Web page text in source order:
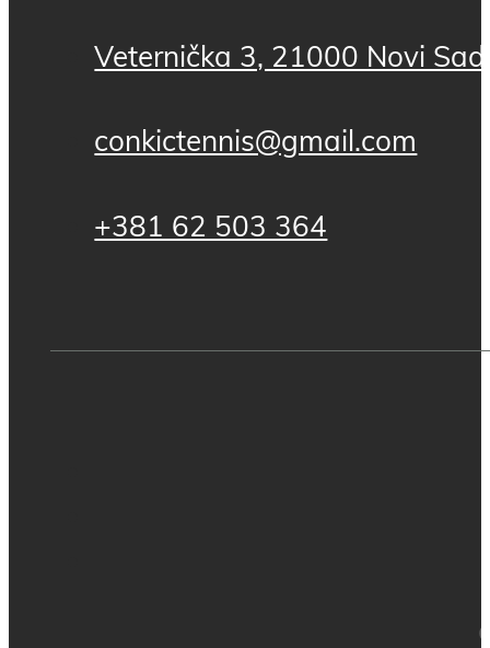
Veternička 3, 21000 Novi
conkictennis@gmail.com
+381 62 503 364